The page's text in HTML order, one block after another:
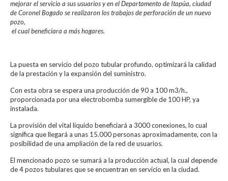
mejorar el servicio a sus usuarios y en el Departamento de Itapúa, ciudad
de Coronel Bogado se realizaron los trabajos de perforación de un nuevo
pozo,
el cual beneficiara a más hogares.
La puesta en servicio del pozo tubular profundo, optimizará la calidad
de la prestación y la expansión del suministro.
Con esta obra se espera una producción de 90 a 100 m3/h.,
proporcionada por una electrobomba sumergible de 100 HP, ya
instalada.
La provisión del vital líquido beneficiará a 3000 conexiones, lo cual
significa que llegará a unas 15.000 personas aproximadamente, con la
posibilidad de una ampliación de la red de usuarios.
El mencionado pozo se sumará a la producción actual, la cual depende
de 4 pozos tubulares que se encuentran en servicio en la ciudad.